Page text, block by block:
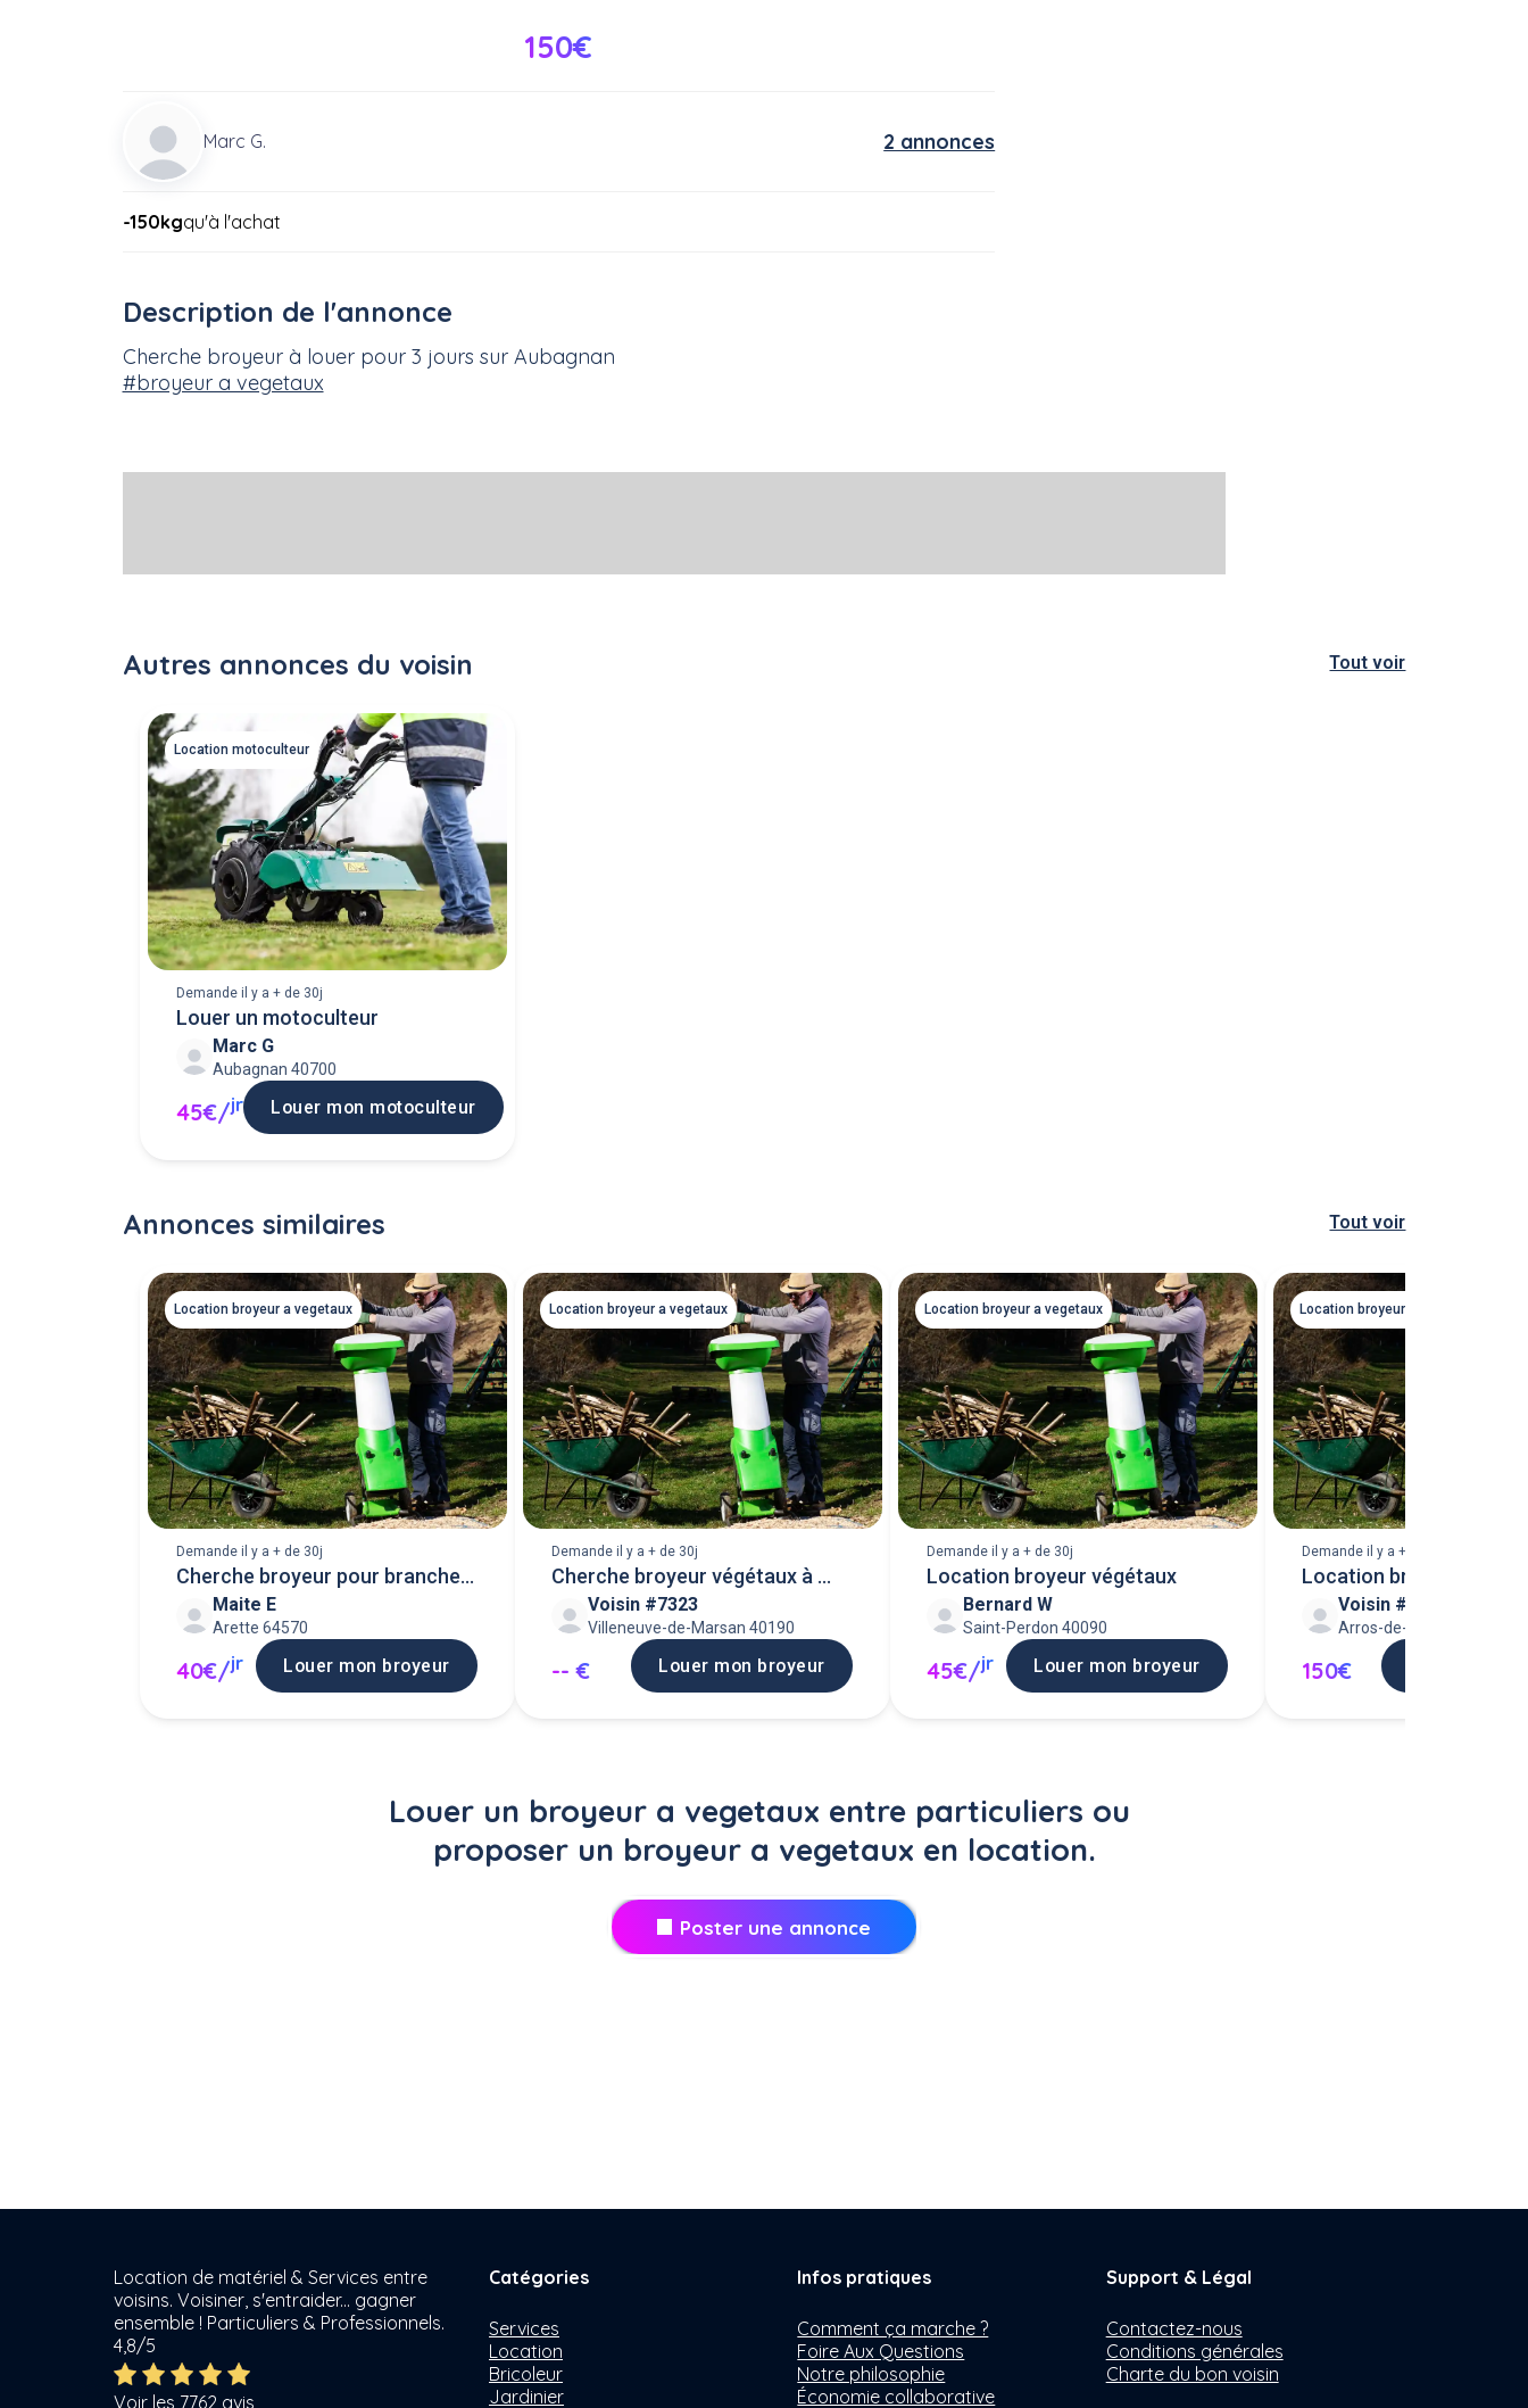
150€
Marc G. 2 annonces
-150kgqu'à l'achat
Description de l'annonce
Cherche broyeur à louer pour 3 jours sur Aubagnan
#broyeur a vegetaux
Autres annonces du voisin Tout voir
Location motoculteur
Demande il y a + de 30j
Louer un motoculteur
Marc G
Aubagnan 40700
45€/jr Louer mon motoculteur
Annonces similaires Tout voir
Location broyeur a vegetaux
Demande il y a + de 30j
Cherche broyeur pour branches
arbreMaite E
Arette 64570
40€/jr Louer mon broyeur
Location broyeur a vegetaux
Demande il y a + de 30j
Cherche broyeur végétaux à
louerVoisin #7323
Villeneuve-de-Marsan 40190
-- € Louer mon broyeur
Location broyeur a vegetaux
Demande il y a + de 30j
Location broyeur végétaux
Bernard W
Saint-Perdon 40090
45€/jr Louer mon broyeur
Location broyeur a vegetaux
Demande il y a + de 30j
Location broyeuse
jours)Voisin #290209
Arros-de-Nay 64800
150€
Louer un broyeur a vegetaux entre particuliers ou
proposer un broyeur a vegetaux en location.
Poster une annonce
Location de matériel & Services entre
voisins. Voisiner, s'entraider... gagner
ensemble ! Particuliers & Professionnels.
4,8/5
Voir les 7762 avis
Catégories
Services
Location
Bricoleur
Jardinier
Infos pratiques
Comment ça marche ?
Foire Aux Questions
Notre philosophie
Économie collaborative
Support & Légal
Contactez-nous
Conditions générales
Charte du bon voisin